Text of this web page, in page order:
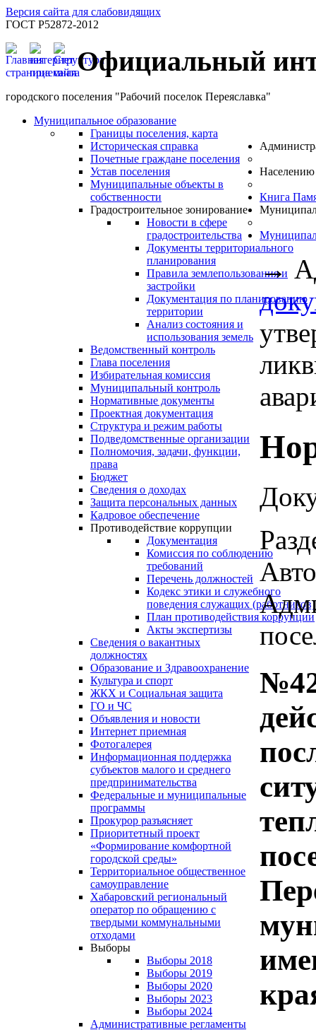
Версия сайта для слабовидящих
ГОСТ Р52872-2012
Официальный
городского поселения "Рабочий поселок Переяславка"
Муниципальное образование
Границы поселения, карта
Историческая справка
Почетные граждане поселения
Устав поселения
Муниципальные объекты в
собственности
Градостроительное зонирование
Новости в сфере
градостроительства
Документы территориального
планирования
Правила землепользования и
застройки
Документация по планированию
территории
Анализ состояния и
использования земель
Ведомственный контроль
Глава поселения
Избирательная комиссия
Муниципальный контроль
Нормативные документы
Проектная документация
Структура и режим работы
Подведомственные организации
Полномочия, задачи, функции,
права
Бюджет
Сведения о доходах
Защита персональных данных
Кадровое обеспечение
Противодействие коррупции
Документация
Комиссия по соблюдению
требований
Перечень должностей
Кодекс этики и служебного
поведения служащих (работников)
План противодействия коррупции
Акты экспертизы
Сведения о вакантных
должностях
Населению
Образование и Здравоохранение
Культура и спорт
ЖКХ и Социальная защита
ГО и ЧС
Объявления и новости
Интернет приемная
Фотогалерея
Информационная поддержка
субъектов малого и среднего
предпринимательства
Федеральные и муниципальные
программы
Прокурор разъясняет
Приоритетный проект
«Формирование комфортной
городской среды»
Территориальное общественное
самоуправление
Хабаровский региональный
оператор по обращению с
твердыми коммунальными
отходами
Выборы
Выборы 2018
Выборы 2019
Выборы 2020
Выборы 2023
Выборы 2024
Книга
Административные регламенты
→